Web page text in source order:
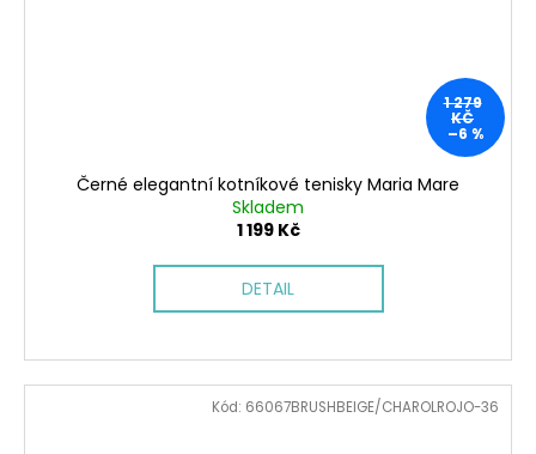
1 279
KČ
–6 %
Černé elegantní kotníkové tenisky Maria Mare
Skladem
1 199 Kč
DETAIL
Kód: 66067BRUSHBEIGE/CHAROLROJO-36